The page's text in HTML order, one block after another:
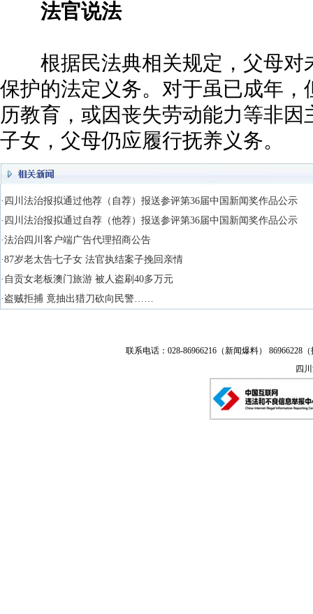
法官说法
根据民法典相关规定，父母对
保护的法定义务。对于虽已成年
历教育，或因丧失劳动能力等非
子女，父母仍应履行抚养义务。
·四川法治报拟通过他荐（自荐）报送参评第36届中国新闻奖作品公示
·四川法治报拟通过自荐（他荐）报送参评第36届中国新闻奖作品公示
·法治四川客户端广告代理招商公告
·87岁老太告七子女 法官执结案子挽回亲情
·自贡女老板澳门旅游 被人盗刷40多万元
·盗贼拒捕 竟抽出猎刀砍向民警……
联系电话：028-86966216（新闻爆料） 86966228
四